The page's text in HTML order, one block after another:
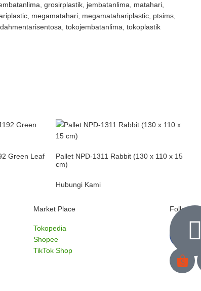
grosirplastik jembatanlima matahari
megamatahari megamatahariplastic ptsims
tokojembatanlima tokoplastik
Green Leaf
Pallet NPD-1311 Rabbit (130 x 110 x 15
cm)
Hubungi Kami
Market Place
Tokopedia
Shopee
TikTok Shop
Follow us